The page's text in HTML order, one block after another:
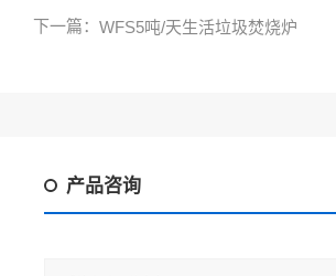
下一篇： WFS5吨/天生活垃圾焚烧炉
产品咨询